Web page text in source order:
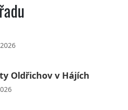
Oldřichov v Hájích